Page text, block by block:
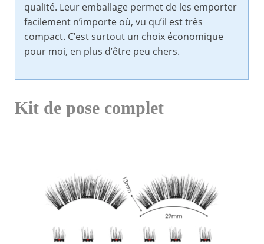
qualité. Leur emballage permet de les emporter
facilement n’importe où, vu qu’il est très
compact. C’est surtout un choix économique
pour moi, en plus d’être peu chers.
Kit de pose complet